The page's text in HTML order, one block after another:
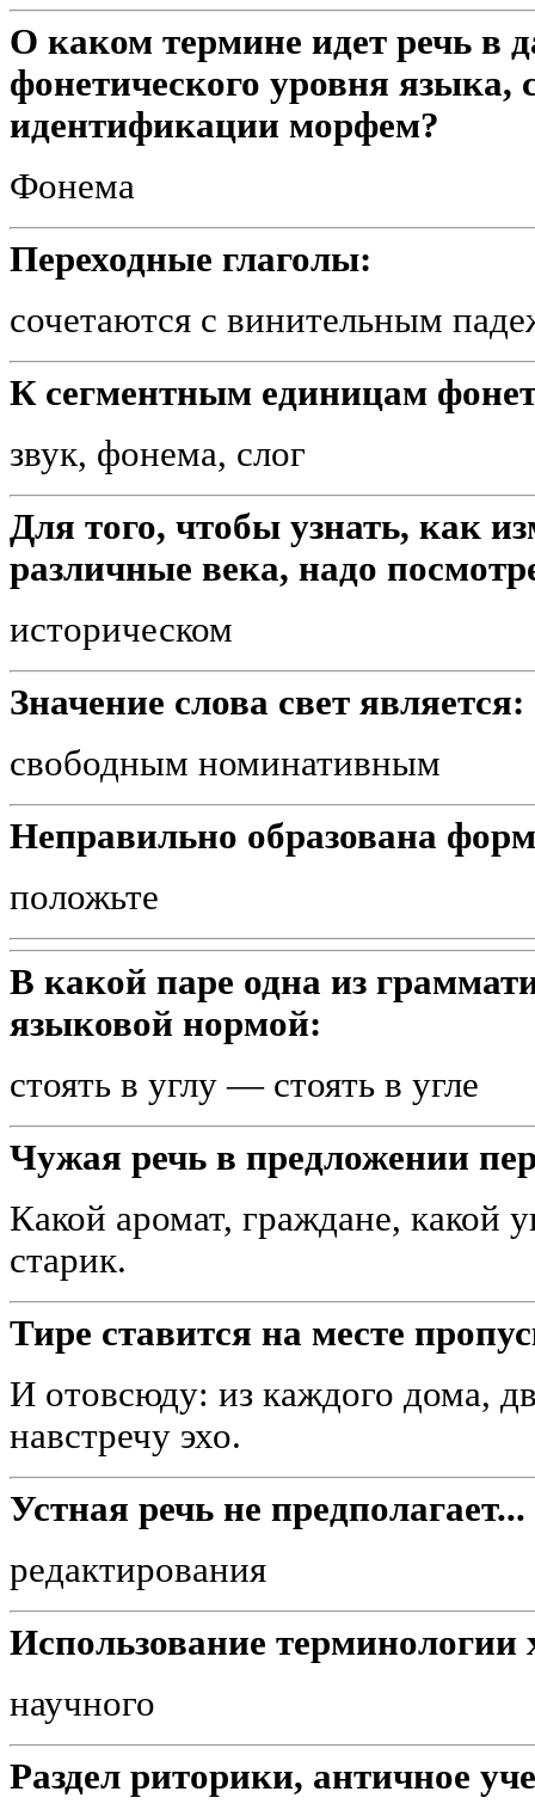
О каком термине идет речь в
фонетического уровня
идентификации морфем?
Фонема
Переходные глаголы:
сочетаются с винительным
К сегментным единицам
звук, фонема, слог
Для того, чтобы узнать, как
различные века, надо
историческом
Значение слова свет является:
свободным номинативным
Неправильно образована
положьте
В какой паре одна из
языковой нормой:
стоять в углу — стоять в угле
Чужая речь в предложении
Какой аромат, граждане, какой
старик.
Тире ставится на месте
И отовсюду: из каждого дома,
навстречу эхо.
Устная речь не предполагает...
редактирования
Использование терминологии
научного
Раздел риторики, античное